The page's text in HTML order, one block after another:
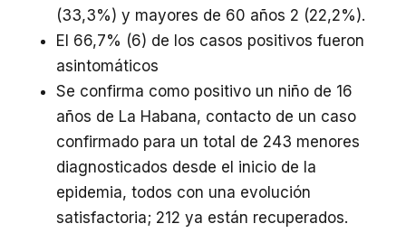
(33,3%) y mayores de 60 años 2 (22,2%).
El 66,7% (6) de los casos positivos fueron
asintomáticos
Se confirma como positivo un niño de 16
años de La Habana, contacto de un caso
confirmado para un total de 243 menores
diagnosticados desde el inicio de la
epidemia, todos con una evolución
satisfactoria; 212 ya están recuperados.